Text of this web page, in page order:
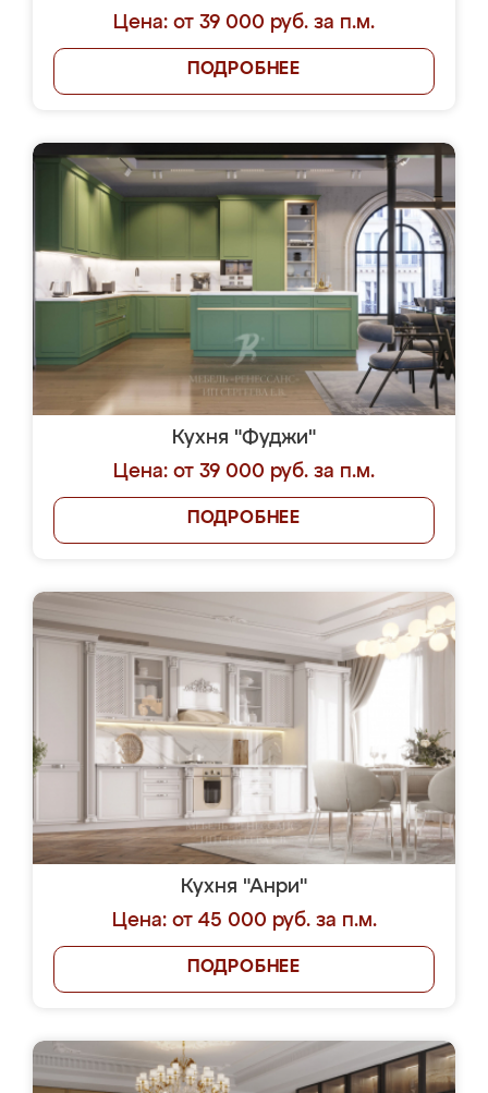
Цена: от 39 000 руб. за п.м.
ПОДРОБНЕЕ
Кухня "Фуджи"
Цена: от 39 000 руб. за п.м.
ПОДРОБНЕЕ
Кухня "Анри"
Цена: от 45 000 руб. за п.м.
ПОДРОБНЕЕ